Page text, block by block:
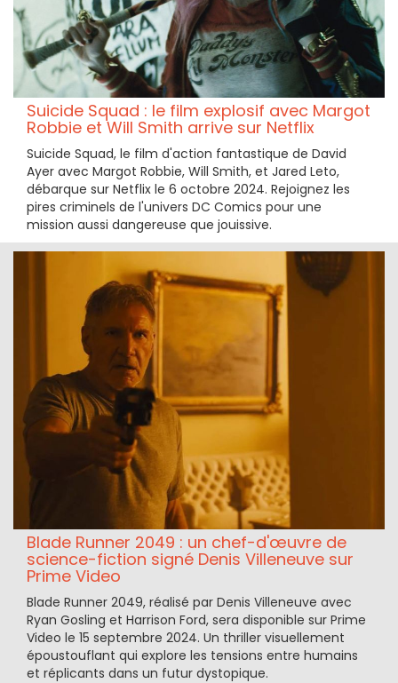
Suicide Squad : le film explosif avec Margot
Robbie et Will Smith arrive sur Netflix
Suicide Squad, le film d'action fantastique de David
Ayer avec Margot Robbie, Will Smith, et Jared Leto,
débarque sur Netflix le 6 octobre 2024. Rejoignez les
pires criminels de l'univers DC Comics pour une
mission aussi dangereuse que jouissive.
Blade Runner 2049 : un chef-d'œuvre de
science-fiction signé Denis Villeneuve sur
Prime Video
Blade Runner 2049, réalisé par Denis Villeneuve avec
Ryan Gosling et Harrison Ford, sera disponible sur Prime
Video le 15 septembre 2024. Un thriller visuellement
époustouflant qui explore les tensions entre humains
et réplicants dans un futur dystopique.